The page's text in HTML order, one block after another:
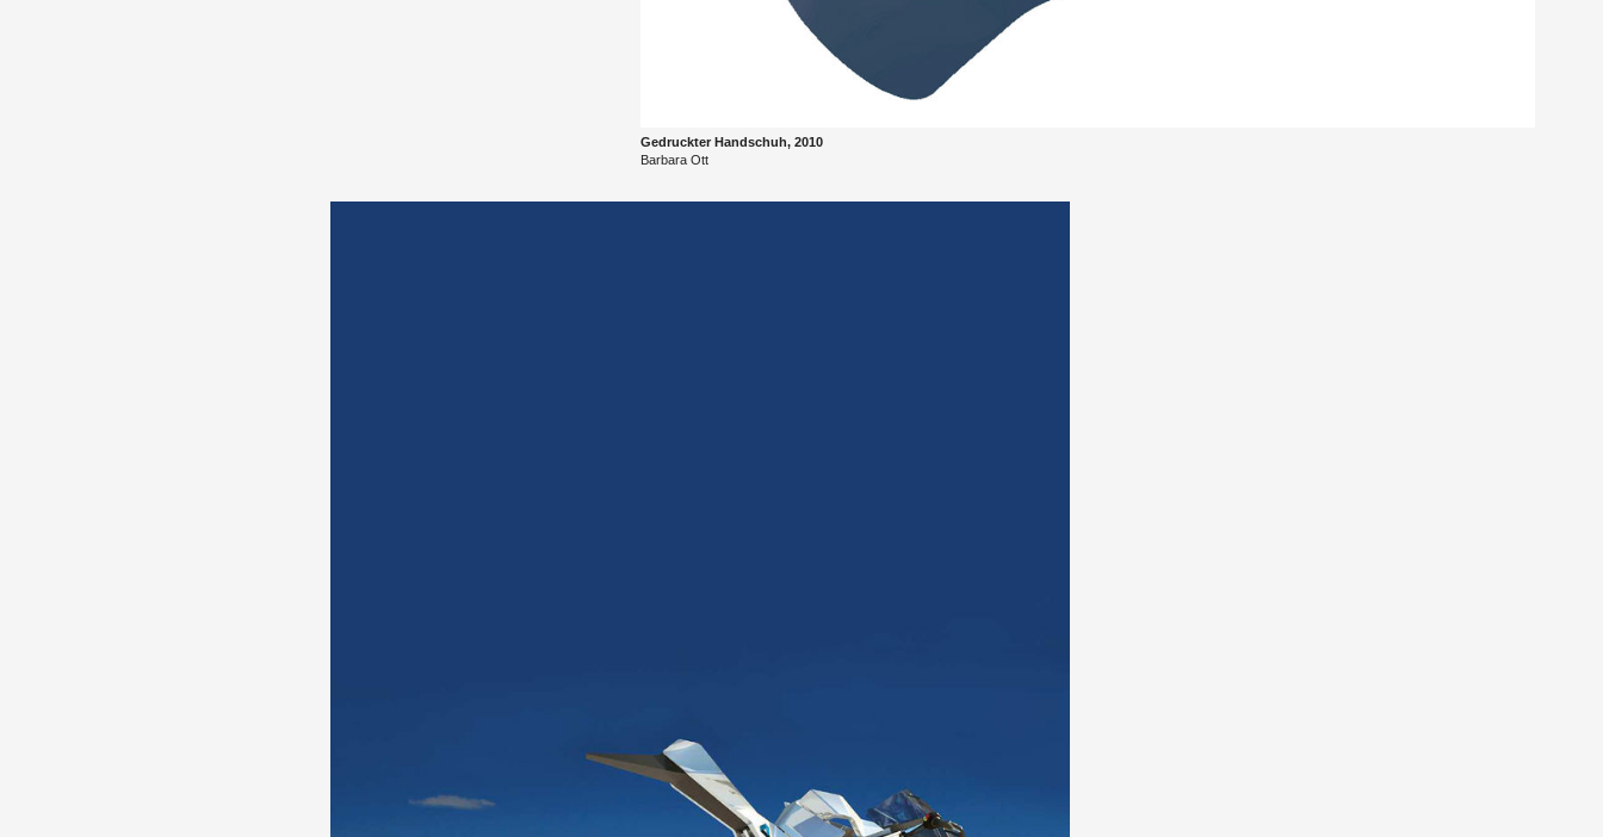
Ge­druck­ter Hand­schuh, 2010
Bar­ba­ra Ott